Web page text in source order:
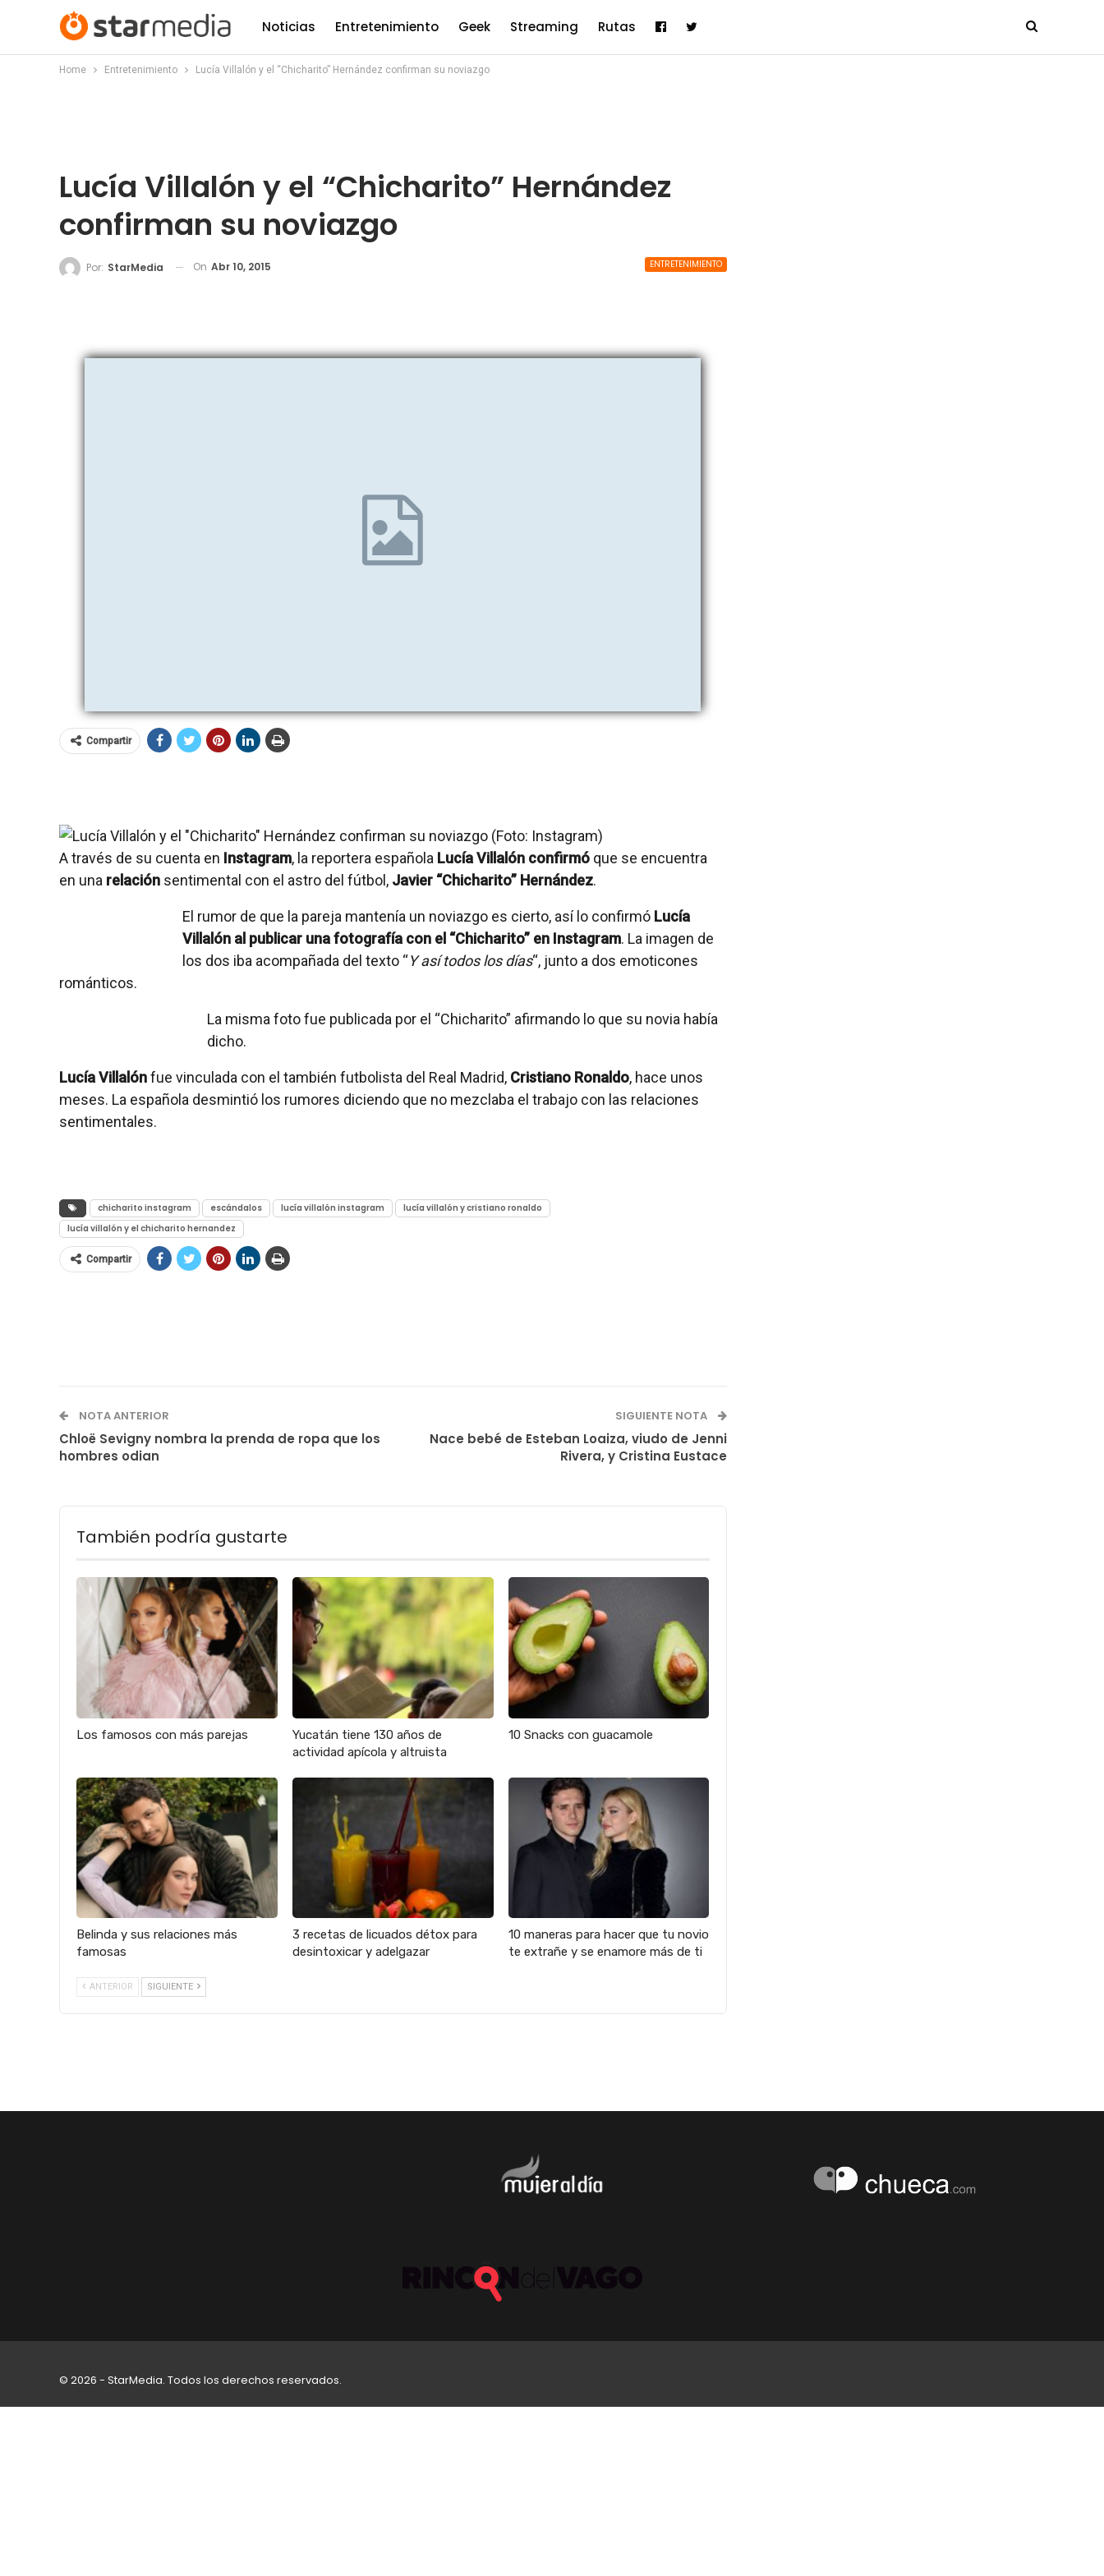
Noticias Entretenimiento Geek Streaming Rutas
Home Entretenimiento Lucía Villalón y el “Chicharito” Hernández confirman su noviazgo
Lucía Villalón y el “Chicharito” Hernández
confirman su noviazgo
ENTRETENIMIENTO
Por: StarMedia On Abr 10, 2015
Compartir
A través de su cuenta en Instagram, la reportera española Lucía Villalón confirmó que se encuentra
en una relación sentimental con el astro del fútbol, Javier “Chicharito” Hernández.
El rumor de que la pareja mantenía un noviazgo es cierto, así lo confirmó Lucía
Villalón al publicar una fotografía con el “Chicharito” en Instagram. La imagen de
los dos iba acompañada del texto “Y así todos los días“, junto a dos emoticones
románticos.
La misma foto fue publicada por el “Chicharito” afirmando lo que su novia había
dicho.
Lucía Villalónfue vinculada con el también futbolista del Real Madrid, Cristiano Ronaldo, hace unos
meses. La española desmintió los rumores diciendo que no mezclaba el trabajo con las relaciones
sentimentales.
chicharito instagram escándalos lucía villalón instagram
lucía villalón y cristiano ronaldo
lucía villalón y el chicharito hernandez
Compartir
NOTA ANTERIOR
Chloë Sevigny nombra la prenda de ropa que los
hombres odian
SIGUIENTE NOTA
Nace bebé de Esteban Loaiza, viudo de Jenni
Rivera, y Cristina Eustace
También podría gustarte
Los famosos con más parejas
Yucatán tiene 130 años de
actividad apícola y altruista
10 Snacks con guacamole
Belinda y sus relaciones más
famosas
3 recetas de licuados détox para
desintoxicar y adelgazar
10 maneras para hacer que tu novio
te extrañe y se enamore más de ti
ANTERIOR SIGUIENTE
© 2026 - StarMedia. Todos los derechos reservados.